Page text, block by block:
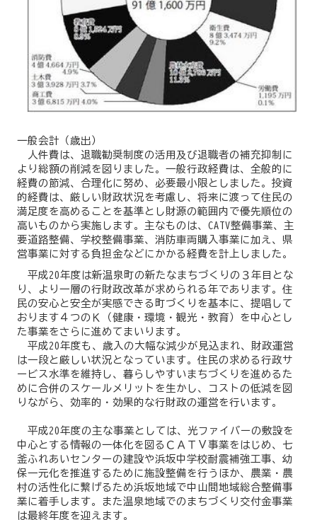
一般会計（歳出）
人件費は、退職勧奨制度の活用及び退職者の補充抑制に
より総額の削減を図りました。一般行政経費は、全般的に
経費の節減、合理化に努め、必要最小限としました。投資
的経費は、厳しい財政状況を考慮し、将来に渡って住民の
満足度を高めることを基準とし財源の範囲内で優先順位の
高いものから実施します。主なものは、CATV整備事業、主
要道路整備、学校整備事業、消防車両購入事業に加え、県
営事業に対する負担金などにかかる経費を計上しました。
平成20年度は新温泉町の新たなまちづくりの３年目とな
り、より一層の行財政改革が求められる年であります。住
民の安心と安全が実感できる町づくりを基本に、提唱して
おります４つのＫ（健康・環境・観光・教育）を中心とし
た事業をさらに進めてまいります。
平成20年度も、歳入の大幅な減少が見込まれ、財政運営
は一段と厳しい状況となっています。住民の求める行政サ
ービス水準を維持し、暮らしやすいまちづくりを進めるた
めに合併のスケールメリットを生かし、コストの低減を図
りながら、効率的・効果的な行財政の運営を行います。
平成20年度の主な事業としては、光ファイバーの敷設を
中心とする情報の一体化を図るＣＡＴＶ事業をはじめ、七
釜ふれあいセンターの建設や浜坂中学校耐震補強工事、幼
保一元化を推進するために施設整備を行うほか、農業・農
村の活性化に繋げるため浜坂地域で中山間地域総合整備事
業に着手します。また温泉地域でのまちづくり交付金事業
は最終年度を迎えます。